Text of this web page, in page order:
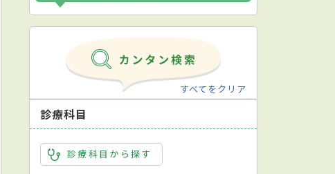
すべてをクリア
診療科目
診療科目から探す